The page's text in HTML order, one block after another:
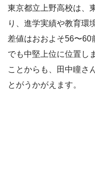
東京都立上野高校は、
り、進学実績や教育環
差値はおおよそ56〜60
でも中堅上位に位置し
ことからも、田中瞳さ
とがうかがえます。